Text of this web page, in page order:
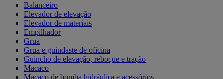
Balanceiro
Elevador de elevação
Elevador de materiais
Empilhador
Grua
Grua e guindaste de oficina
Guincho de elevação, reboque e tração
Macaco
Macaco de bomba hidráulica e acessórios